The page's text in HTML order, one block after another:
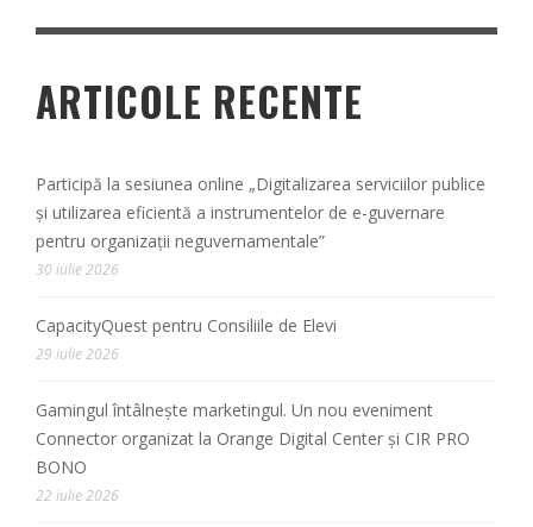
ARTICOLE RECENTE
Participă la sesiunea online „Digitalizarea serviciilor publice
și utilizarea eficientă a instrumentelor de e-guvernare
pentru organizații neguvernamentale”
30 iulie 2026
CapacityQuest pentru Consiliile de Elevi
29 iulie 2026
Gamingul întâlnește marketingul. Un nou eveniment
Connector organizat la Orange Digital Center și CIR PRO
BONO
22 iulie 2026